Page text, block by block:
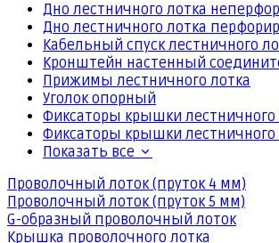
Дно лестничного лотка
Дно лестничного лотка
Кабельный спуск лестничного
Кронштейн настенный
Прижимы лестничного лотка
Уголок опорный
Фиксаторы крышки лестничного
Фиксаторы крышки лестничного
Показать все
Проволочный лоток (пруток 4 мм)
Проволочный лоток (пруток 5 мм)
G-образный проволочный лоток
Крышка проволочного лотка